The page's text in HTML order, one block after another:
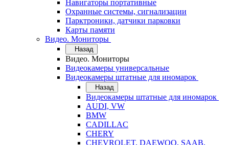
Навигаторы портативные
Охранные системы, сигнализации
Парктроники, датчики парковки
Карты памяти
Видео. Мониторы
Назад
Видео. Мониторы
Видеокамеры универсальные
Видеокамеры штатные для иномарок
Назад
Видеокамеры штатные для иномарок
AUDI, VW
BMW
CADILLAC
CHERY
CHEVROLET, DAEWOO, SAAB,